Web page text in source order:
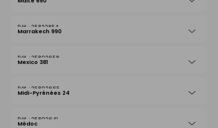
25822854
Marrakech 990
25802658
Mexico 381
25802665
Midi-Pyrénées 24
25802641
Médoc